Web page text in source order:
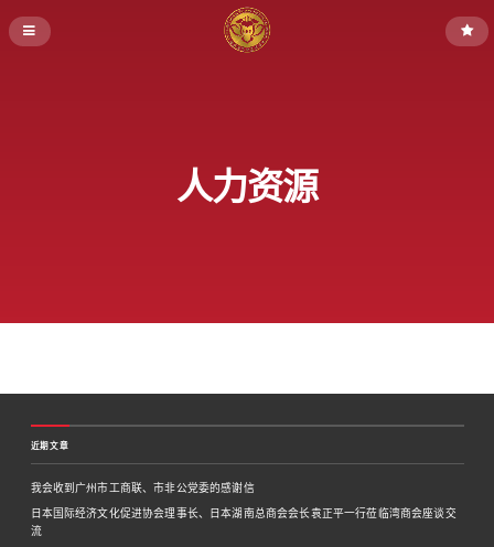
人力资源
近期文章
我会收到广州市工商联、市非公党委的感谢信
日本国际经济文化促进协会理事长、日本湖南总商会会长袁正平一行莅临湾商会座谈交
流